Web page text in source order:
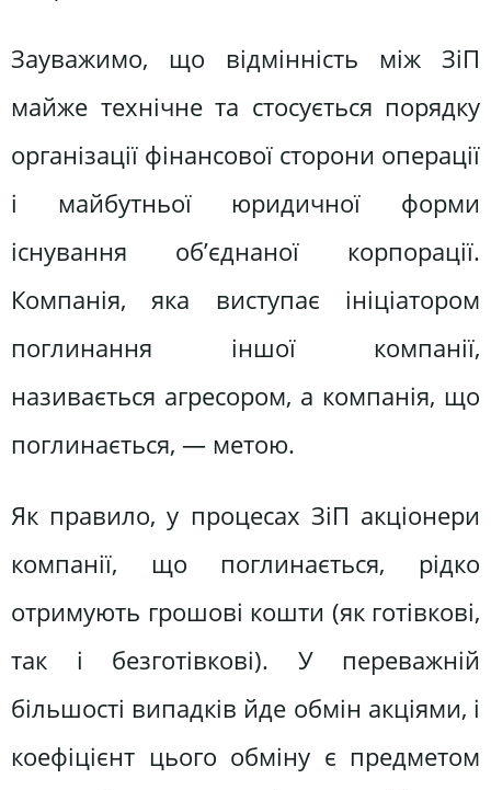
Зауважимо, що відмінність між ЗіП
майже технічне та стосується порядку
організації фінансової сторони операції
і майбутньої юридичної форми
існування об’єднаної корпорації.
Компанія, яка виступає ініціатором
поглинання іншої компанії,
називається агресором, а компанія, що
поглинається, — метою.
Як правило, у процесах ЗіП акціонери
компанії, що поглинається, рідко
отримують грошові кошти (як готівкові,
так і безготівкові). У переважній
більшості випадків йде обмін акціями, і
коефіцієнт цього обміну є предметом